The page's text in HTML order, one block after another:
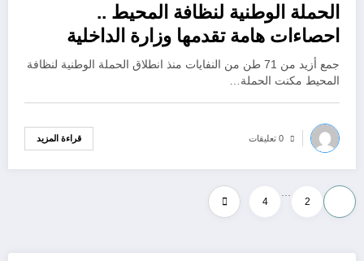
أكتوبر 18, 2022
الحملة الوطنية لنظافة المحيط ..
احصاءات هامة تقدمها وزارة الداخلية
الجزائرية
جمع أزيد من 71 طن من النفايات منذ انطلاق الحملة الوطنية لنظافة
المحيط مكنت الحملة…
0 تعليقات قراءة المزيد
Posts
pagination
2
…
4